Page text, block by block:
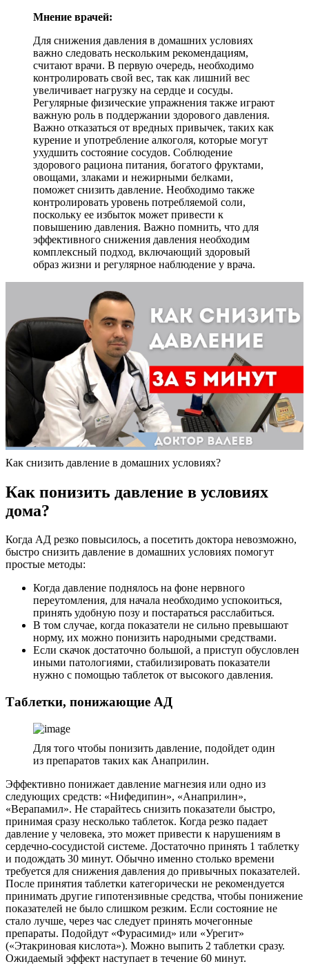
Мнение врачей:
Для снижения давления в домашних условиях
важно следовать нескольким рекомендациям,
считают врачи. В первую очередь, необходимо
контролировать свой вес, так как лишний вес
увеличивает нагрузку на сердце и сосуды.
Регулярные физические упражнения также играют
важную роль в поддержании здорового давления.
Важно отказаться от вредных привычек, таких как
курение и употребление алкоголя, которые могут
ухудшить состояние сосудов. Соблюдение
здорового рациона питания, богатого фруктами,
овощами, злаками и нежирными белками,
поможет снизить давление. Необходимо также
контролировать уровень потребляемой соли,
поскольку ее избыток может привести к
повышению давления. Важно помнить, что для
эффективного снижения давления необходим
комплексный подход, включающий здоровый
образ жизни и регулярное наблюдение у врача.
Как снизить давление в домашних условиях?
Как понизить давление в условиях
дома?
Когда АД резко повысилось, а посетить доктора невозможно,
быстро снизить давление в домашних условиях помогут
простые методы:
Когда давление поднялось на фоне нервного
переутомления, для начала необходимо успокоиться,
принять удобную позу и постараться расслабиться.
В том случае, когда показатели не сильно превышают
норму, их можно понизить народными средствами.
Если скачок достаточно большой, а приступ обусловлен
иными патологиями, стабилизировать показатели
нужно с помощью таблеток от высокого давления.
Таблетки, понижающие АД
Для того чтобы понизить давление, подойдет один
из препаратов таких как Анаприлин.
Эффективно понижает давление магнезия или одно из
следующих средств: «Нифедипин», «Анаприлин»,
«Верапамил». Не старайтесь снизить показатели быстро,
принимая сразу несколько таблеток. Когда резко падает
давление у человека, это может привести к нарушениям в
сердечно-сосудистой системе. Достаточно принять 1 таблетку
и подождать 30 минут. Обычно именно столько времени
требуется для снижения давления до привычных показателей.
После принятия таблетки категорически не рекомендуется
принимать другие гипотензивные средства, чтобы понижение
показателей не было слишком резким. Если состояние не
стало лучше, через час следует принять мочегонные
препараты. Подойдут «Фурасимид» или «Урегит»
(«Этакриновая кислота»). Можно выпить 2 таблетки сразу.
Ожидаемый эффект наступает в течение 60 минут.